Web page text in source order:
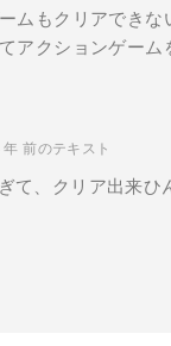
ムもクリアできな
アクションゲーム
年 前のテキスト
て、クリア出来ひ